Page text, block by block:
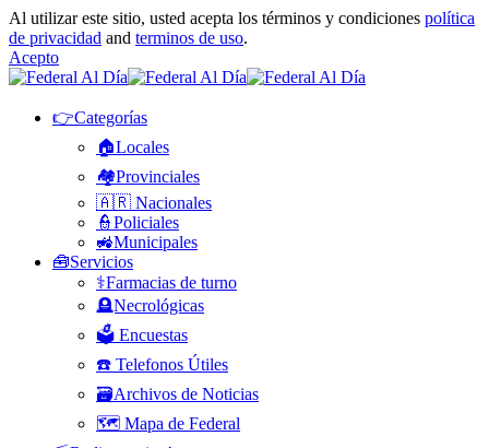
Al utilizar este sitio, usted acepta los términos y condiciones política
de privacidad and terminos de uso.
Acepto
👉Categorías
🏠Locales
🏘️Provinciales
🇦🇷 Nacionales
👮Policiales
🚜Municipales
🧰Servicios
⚕️Farmacias de turno
🪦Necrológicas
🗳️ Encuestas
☎️ Telefonos Útiles
🗃️Archivos de Noticias
🗺️ Mapa de Federal